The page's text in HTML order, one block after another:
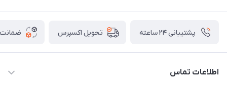
پشتیبانی ۲۴ ساعته تحویل اکسپرس ضمانت
اطلاعات تماس